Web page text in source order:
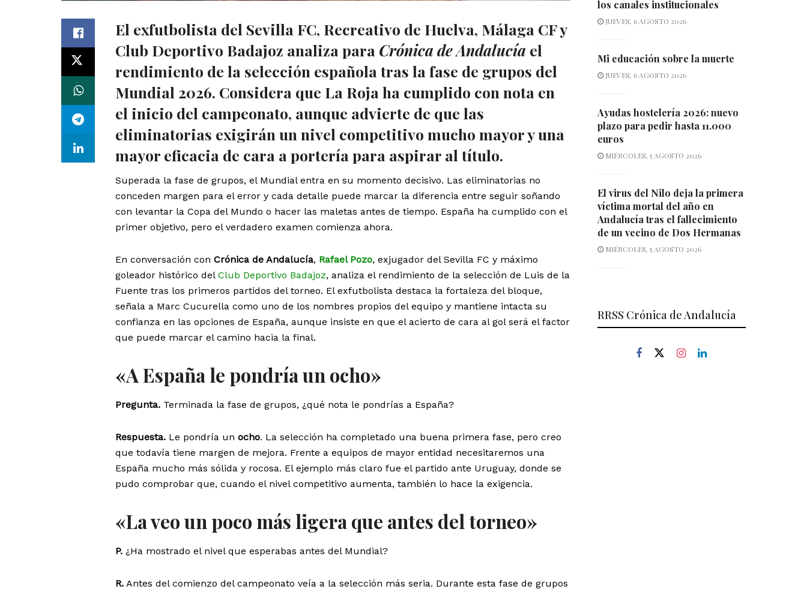
El exfutbolista del Sevilla FC, Recreativo de Huelva, Málaga CF y
Club Deportivo Badajoz analiza para Crónica de Andalucía el
rendimiento de la selección española tras la fase de grupos del
Mundial 2026. Considera que La Roja ha cumplido con nota en
el inicio del campeonato, aunque advierte de que las
eliminatorias exigirán un nivel competitivo mucho mayor y una
mayor eficacia de cara a portería para aspirar al título.
Superada la fase de grupos, el Mundial entra en su momento decisivo. Las eliminatorias no
conceden margen para el error y cada detalle puede marcar la diferencia entre seguir soñando
con levantar la Copa del Mundo o hacer las maletas antes de tiempo. España ha cumplido con el
primer objetivo, pero el verdadero examen comienza ahora.
En conversación con Crónica de Andalucía, Rafael Pozo, exjugador del Sevilla FC y máximo
goleador histórico del Club Deportivo Badajoz, analiza el rendimiento de la selección de Luis de la
Fuente tras los primeros partidos del torneo. El exfutbolista destaca la fortaleza del bloque,
señala a Marc Cucurella como uno de los nombres propios del equipo y mantiene intacta su
confianza en las opciones de España, aunque insiste en que el acierto de cara al gol será el factor
que puede marcar el camino hacia la final.
«A España le pondría un ocho»
Pregunta. Terminada la fase de grupos, ¿qué nota le pondrías a España?
Respuesta. Le pondría un ocho. La selección ha completado una buena primera fase, pero creo
que todavía tiene margen de mejora. Frente a equipos de mayor entidad necesitaremos una
España mucho más sólida y rocosa. El ejemplo más claro fue el partido ante Uruguay, donde se
pudo comprobar que, cuando el nivel competitivo aumenta, también lo hace la exigencia.
«La veo un poco más ligera que antes del torneo»
P. ¿Ha mostrado el nivel que esperabas antes del Mundial?
R. Antes del comienzo del campeonato veía a la selección más seria. Durante esta fase de grupos
los canales institucionales
JUEVES, 6 AGOSTO 2026
Mi educación sobre la muerte
JUEVES, 6 AGOSTO 2026
Ayudas hostelería 2026: nuevo
plazo para pedir hasta 11.000
euros
MIÉRCOLES, 5 AGOSTO 2026
El virus del Nilo deja la primera
víctima mortal del año en
Andalucía tras el fallecimiento
de un vecino de Dos Hermanas
MIÉRCOLES, 5 AGOSTO 2026
RRSS Crónica de Andalucía